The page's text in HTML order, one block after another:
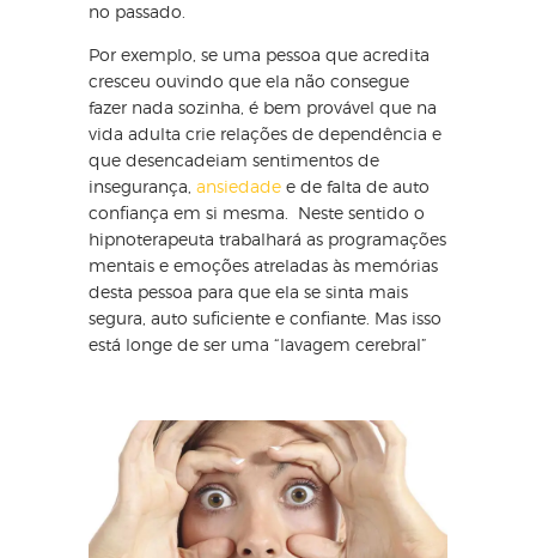
no passado.
Por exemplo, se uma pessoa que acredita
cresceu ouvindo que ela não consegue
fazer nada sozinha, é bem provável que na
vida adulta crie relações de dependência e
que desencadeiam sentimentos de
insegurança, ansiedade e de falta de auto
confiança em si mesma. Neste sentido o
hipnoterapeuta trabalhará as programações
mentais e emoções atreladas às memórias
desta pessoa para que ela se sinta mais
segura, auto suficiente e confiante. Mas isso
está longe de ser uma “lavagem cerebral”